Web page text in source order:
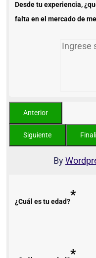
Desde tu experiencia,
falta en el mercado de
By
¿Cuál es tu edad?*
*